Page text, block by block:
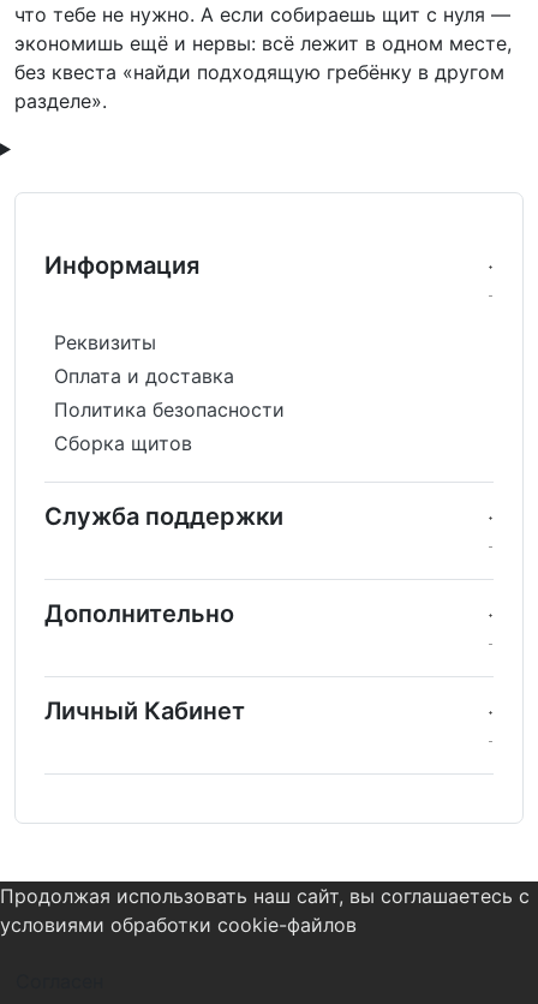
что тебе не нужно. А если собираешь щит с нуля —
экономишь ещё и нервы: всё лежит в одном месте,
без квеста «найди подходящую гребёнку в другом
разделе».
Информация
Реквизиты
Оплата и доставка
Политика безопасности
Сборка щитов
Служба поддержки
Дополнительно
Личный Кабинет
Продолжая использовать наш сайт, вы соглашаетесь с
условиями обработки cookie-файлов